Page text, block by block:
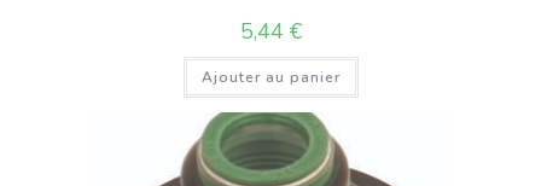
5,44 €
Ajouter au panier